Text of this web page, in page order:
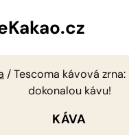
/Tescoma kávová zrna:
dokonalou kávu!
KÁVA